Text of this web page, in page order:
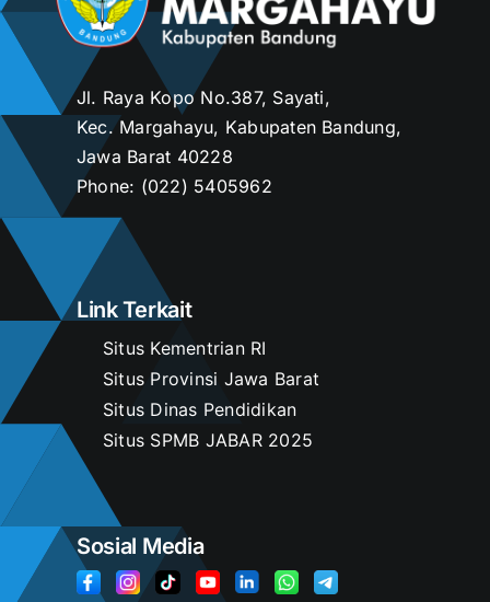
Media
Aplikasi
Kontak
Jl. Raya Kopo No.387, Sayati,
Kec. Margahayu, Kabupaten Bandung,
Jawa Barat 40228
Phone: (022) 5405962
Link Terkait
Situs Kementrian RI
Situs Provinsi Jawa Barat
Situs Dinas Pendidikan
Situs SPMB JABAR 2025
Sosial Media